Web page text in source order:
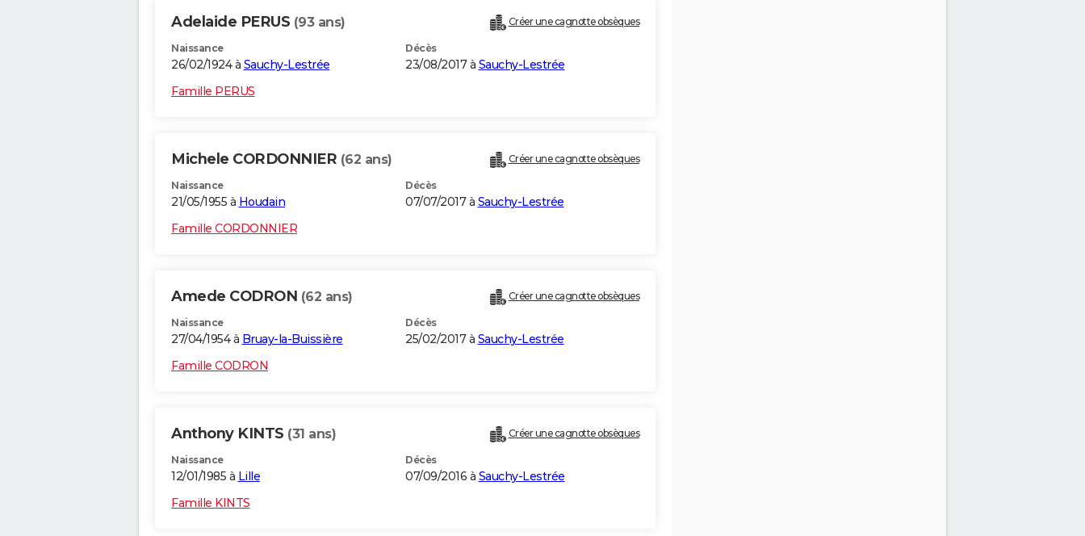
Adelaide PERUS (93 ans) Créer une cagnotte obsèques
Naissance
26/02/1924 à Sauchy-Lestrée
Décès
23/08/2017 à Sauchy-Lestrée
Famille PERUS
Michele CORDONNIER (62 ans) Créer une cagnotte obsèques
Naissance
21/05/1955 à Houdain
Décès
07/07/2017 à Sauchy-Lestrée
Famille CORDONNIER
Amede CODRON (62 ans) Créer une cagnotte obsèques
Naissance
27/04/1954 à Bruay-la-Buissière
Décès
25/02/2017 à Sauchy-Lestrée
Famille CODRON
Anthony KINTS (31 ans) Créer une cagnotte obsèques
Naissance
12/01/1985 à Lille
Décès
07/09/2016 à Sauchy-Lestrée
Famille KINTS